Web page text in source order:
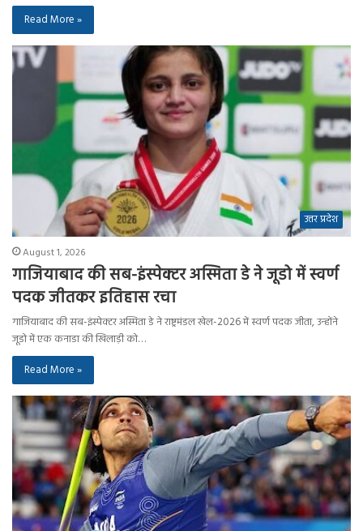
Read More »
उत्तर प्रदेश
August 1, 2026
गाजियाबाद की सब-इंस्पेक्टर अस्मिता डे ने जूडो में स्वर्ण
पदक जीतकर इतिहास रचा
गाजियाबाद की सब-इंस्पेक्टर अस्मिता डे ने राष्ट्रमंडल खेल-2026 में स्वर्ण पदक जीता, उन्होंने
जूडो में एक कनाडा की खिलाड़ी को…
Read More »